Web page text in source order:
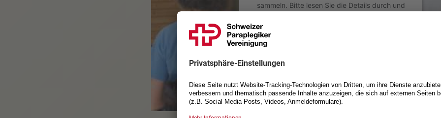
sammeln. Bitte lesen Sie die Details durch und
powered byUsercentrics Consent Management Platform